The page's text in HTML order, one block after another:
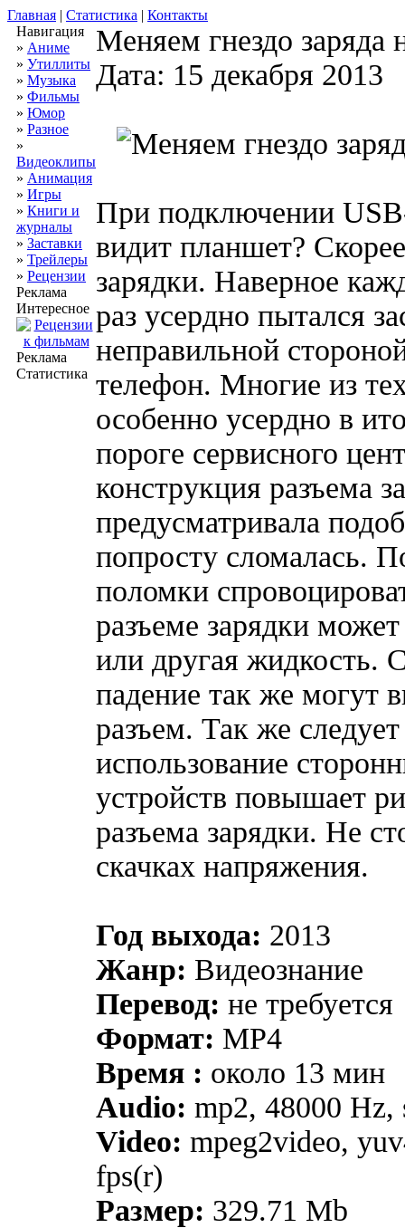
Главная | Статистика | Контакты
Навигация
» Аниме
» Утиллиты
» Музыка
» Фильмы
» Юмор
» Разное
»
Видеоклипы
» Анимация
» Игры
» Книги и
журналы
» Заставки
» Трейлеры
» Рецензии
Реклама
Интересное
Реклама
Статистика
Меняем гнездо заряда
Дата: 15 декабря 2013
При подключении
видит планшет?
зарядки. Наверное
раз усердно пытался
неправильной
телефон. Многие из
особенно усердно в
пороге сервисного
конструкция разъема
предусматривала
попросту сломалась.
поломки
разъеме зарядки
или другая жидкость.
падение так же могут
разъем. Так же
использование
устройств повышает
разъема зарядки. Не
скачках напряжения.
Год выхода: 2013
Жанр: Видеознание
Перевод: не требуется
Формат: MP4
Время : около 13 мин
Audio: mp2, 48000 Hz,
Video: mpeg2video,
fps(r)
Размер: 329.71 Mb